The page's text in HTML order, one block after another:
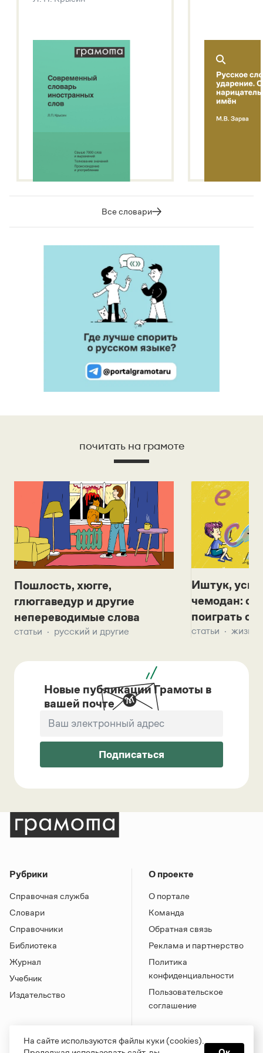
Все словари
почитать на грамоте
Пошлость, хюгге,
глюггаведур и другие
непереводимые слова
статьи русский и другие
Иштук,
чемодан:
поиграть с
статьи жизнь
Новые публикации Грамоты в
вашей почте
Подписаться
Рубрики
Справочная служба
Словари
Справочники
Библиотека
Журнал
Учебник
Издательство
О проекте
О портале
Команда
Обратная связь
Реклама и партнерство
Политика
конфиденциальности
Пользовательское
соглашение
На сайте используются файлы куки (cookies).